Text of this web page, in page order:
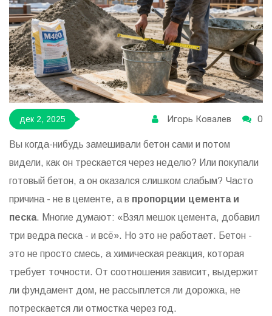
дек 2, 2025 Игорь Ковалев 0
Вы когда-нибудь замешивали бетон сами и потом
видели, как он трескается через неделю? Или покупали
готовый бетон, а он оказался слишком слабым? Часто
причина - не в цементе, а в пропорции цемента и
песка. Многие думают: «Взял мешок цемента, добавил
три ведра песка - и всё». Но это не работает. Бетон -
это не просто смесь, а химическая реакция, которая
требует точности. От соотношения зависит, выдержит
ли фундамент дом, не рассыплется ли дорожка, не
потрескается ли отмостка через год.